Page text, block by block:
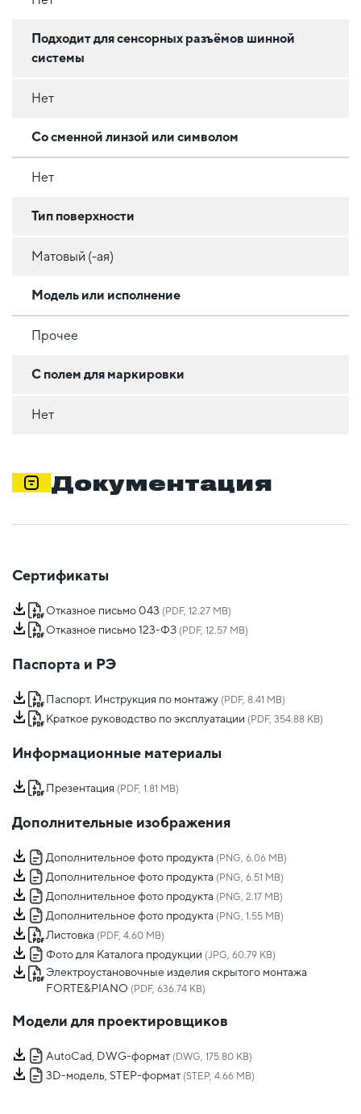
Подходит для сенсорных разъёмов шинной
системы
Нет
Со сменной линзой или символом
Нет
Тип поверхности
Матовый (-ая)
Модель или исполнение
Прочее
С полем для маркировки
Нет
Документация
Сертификаты
Отказное письмо 043 (PDF, 12.27 MB)
Отказное письмо 123-ФЗ (PDF, 12.57 MB)
Паспорта и РЭ
Паспорт. Инструкция по монтажу (PDF, 8.41 MB)
Краткое руководство по эксплуатации (PDF, 354.88 KB)
Информационные материалы
Презентация (PDF, 1.81 MB)
Дополнительные изображения
Дополнительное фото продукта (PNG, 6.06 MB)
Дополнительное фото продукта (PNG, 6.51 MB)
Дополнительное фото продукта (PNG, 2.17 MB)
Дополнительное фото продукта (PNG, 1.55 MB)
Листовка (PDF, 4.60 MB)
Фото для Каталога продукции (JPG, 60.79 KB)
Электроустановочные изделия скрытого монтажа
FORTE&PIANO (PDF, 636.74 KB)
Модели для проектировщиков
AutoCad, DWG-формат (DWG, 175.80 KB)
3D-модель, STEP-формат (STEP, 4.66 MB)